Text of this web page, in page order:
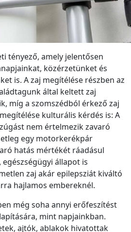
tényező, amely jelentősen
közérzetünket és
is. A zaj megítélése részben az
által keltett zaj
míg a szomszédból érkező zaj
kulturális kérdés is: A
nem értelmezik zavaró
egy motorkerékpár
hatás mértékét ráadásul
állapot is
zaj akár epilepsziát kiváltó
hajlamos embereknél.
még soha annyi erőfeszítést
mint napjainkban.
ajtók, ablakok hivatottak